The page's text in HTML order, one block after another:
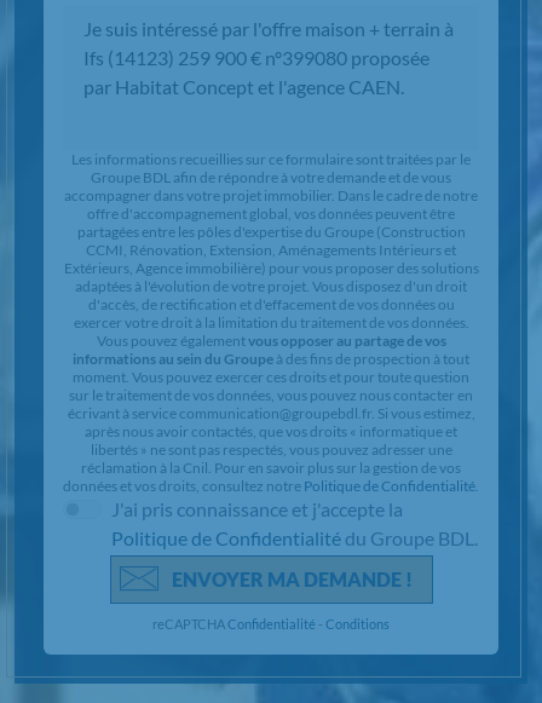
Les informations recueillies sur ce formulaire sont traitées par le
Groupe BDL afin de répondre à votre demande et de vous
accompagner dans votre projet immobilier. Dans le cadre de notre
offre d'accompagnement global, vos données peuvent être
partagées entre les pôles d'expertise du Groupe (Construction
CCMI, Rénovation, Extension, Aménagements Intérieurs et
Extérieurs, Agence immobilière) pour vous proposer des solutions
adaptées à l'évolution de votre projet. Vous disposez d'un droit
d'accès, de rectification et d'effacement de vos données ou
exercer votre droit à la limitation du traitement de vos données.
Vous pouvez égalementvous opposer au partage de vos
informations au sein du Groupe à des fins de prospection à tout
moment. Vous pouvez exercer ces droits et pour toute question
sur le traitement de vos données, vous pouvez nous contacter en
écrivant à service communication@groupebdl.fr. Si vous estimez,
après nous avoir contactés, que vos droits « informatique et
libertés » ne sont pas respectés, vous pouvez adresser une
réclamation à la Cnil. Pour en savoir plus sur la gestion de vos
données et vos droits, consultez notre Politique de Confidentialité
J'ai pris connaissance et j'accepte la
Politique de Confidentialité du Groupe BDL.
ENVOYER MA DEMANDE !
reCAPTCHAConfidentialité - Conditions